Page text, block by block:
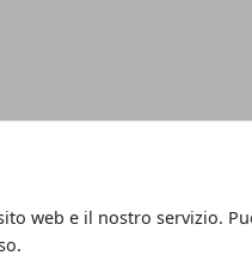
web e il nostro servizio.